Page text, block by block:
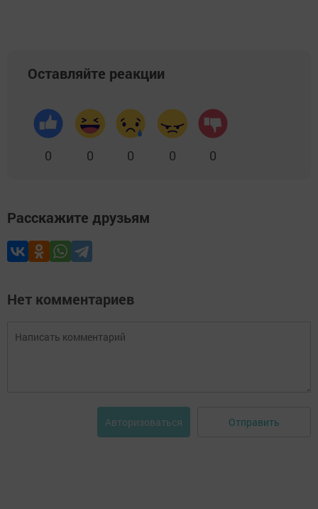
Оставляйте реакции
0 0 0 0 0
Расскажите друзьям
Нет комментариев
Авторизоваться Отправить